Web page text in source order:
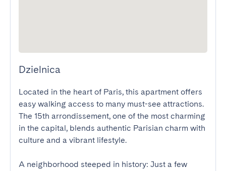
Dzielnica
Located in the heart of Paris, this apartment offers
easy walking access to many must-see attractions.
The 15th arrondissement, one of the most charming
in the capital, blends authentic Parisian charm with
culture and a vibrant lifestyle.
A neighborhood steeped in history: Just a few